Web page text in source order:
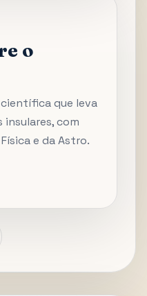
o
que leva
insulares, com
e da Astro.